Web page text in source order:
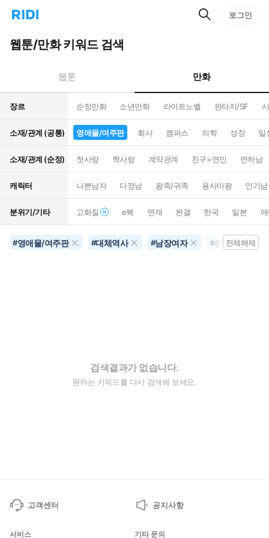
리
홈
으
턴
트
검
로그인
웹툰/만화 키워드 검색
웹툰 만화
장르 순정만화 소년만화 라이트노벨 판타지/SF
소재/관계 (공통) 영애물/여주판 회사 캠퍼스 의학 성장 일
소재/관계 (순정) 첫사랑 짝사랑 계약관계 친구>연인 연하남
캐릭터 나쁜남자 다정남 왕족/귀족 용사마왕 인기남
분위기/기타 고화질 e북 연재 완결 한국 일본
#영애물/여주판 #대체역사 #남장여자 #츤데레전체해제
검색결과가 없습니다.
원하는 키워드를 다시 검색해 보세요.
고객센터 공지사항
서비스 기타 문의